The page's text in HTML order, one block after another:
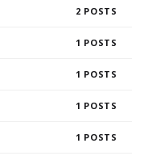
2
1
1
1
1